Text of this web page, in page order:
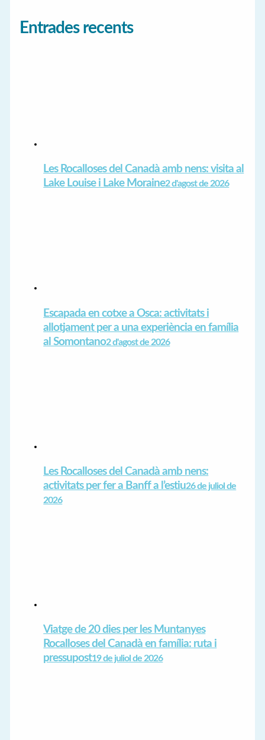
Entrades recents
Les Rocalloses del Canadà amb nens: visita al
Lake Louise i Lake Moraine2 d'agost de 2026
Escapada en cotxe a Osca: activitats i
allotjament per a una experiència en família
al Somontano2 d'agost de 2026
Les Rocalloses del Canadà amb nens:
activitats per fer a Banff a l’estiu26 de juliol de
2026
Viatge de 20 dies per les Muntanyes
Rocalloses del Canadà en família: ruta i
pressupost19 de juliol de 2026